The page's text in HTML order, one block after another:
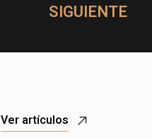
SIGUIENTE
Ver artículos